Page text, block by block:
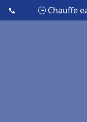
📞 🕒 Chauffe